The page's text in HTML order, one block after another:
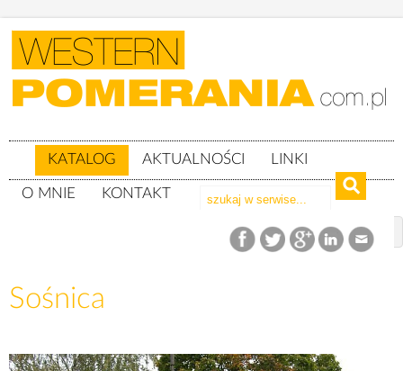
KATALOG AKTUALNOŚCI LINKI
O MNIE KONTAKT
woj. zachodniopomorskie
Sośnica